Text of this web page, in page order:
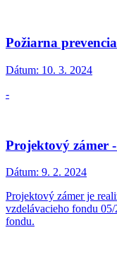
Požiarna prevencia
Dátum: 10. 3. 2024
-
Projektový zámer
Dátum: 9. 2. 2024
Projektový zámer je
vzdelávacieho fondu
fondu.